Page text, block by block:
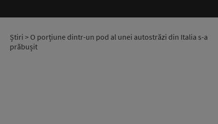
Știri > O porțiune dintr-un pod al unei autostrăzi din Italia s-a
prăbușit
RADIO